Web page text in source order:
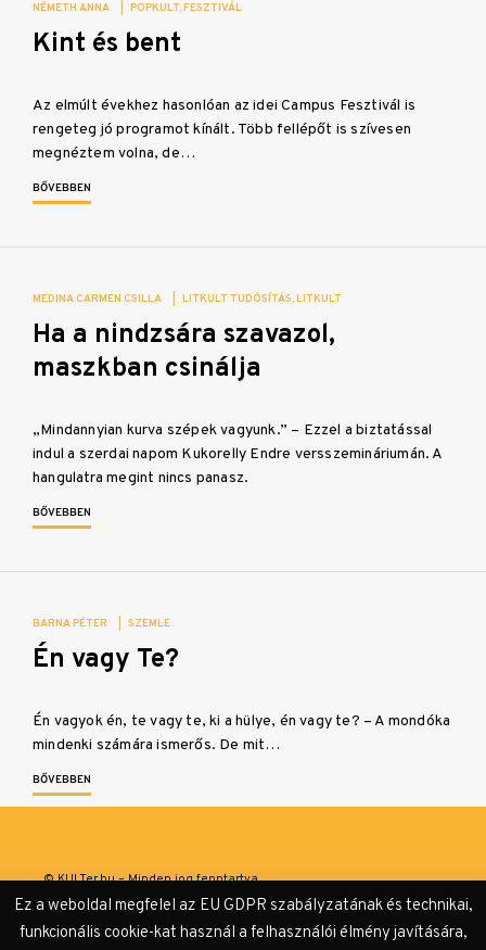
NÉMETH ANNA POPKULT FESZTIVÁL
Kint és bent
Az elmúlt évekhez hasonlóan az idei Campus Fesztivál is
rengeteg jó programot kínált. Több fellépőt is szívesen
megnéztem volna, de…
BŐVEBBEN
MEDINA CARMEN CSILLA LITKULT TUDÓSÍTÁS LITKULT
Ha a nindzsára szavazol,
maszkban csinálja
„Mindannyian kurva szépek vagyunk.” – Ezzel a biztatással
indul a szerdai napom Kukorelly Endre versszemináriumán. A
hangulatra megint nincs panasz.
BŐVEBBEN
BARNA PÉTER SZEMLE
Én vagy Te?
Én vagyok én, te vagy te, ki a hülye, én vagy te? – A mondóka
mindenki számára ismerős. De mit…
BŐVEBBEN
© KULTer.hu – Minden jog fenntartva
Ez a weboldal megfelel az EU GDPR szabályzatának és technikai,
funkcionális cookie-kat használ a felhasználói élmény javítására,